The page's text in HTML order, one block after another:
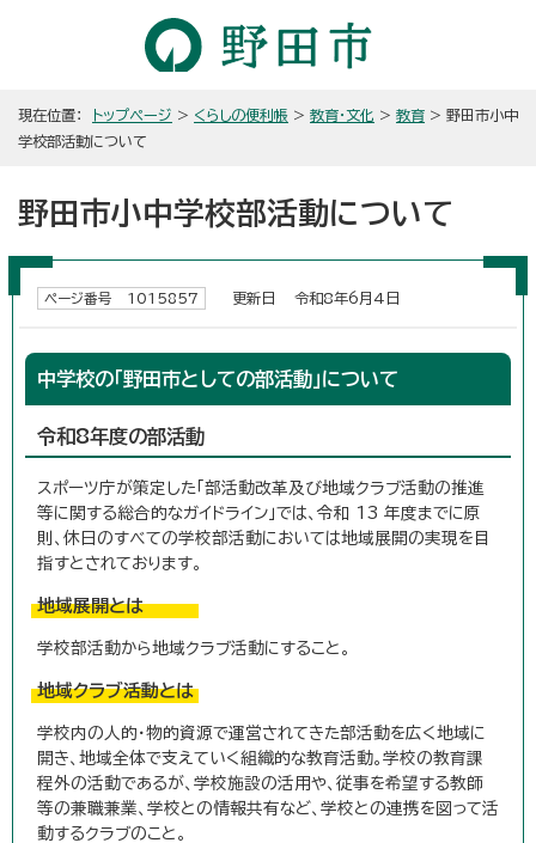
現在位置： トップページ > くらしの便利帳 > 教育・文化 > 教育 > 野田市小中
学校部活動について
野田市小中学校部活動について
ページ番号 1015857 更新日 令和8年6月4日
中学校の「野田市としての部活動」について
令和8年度の部活動
スポーツ庁が策定した「部活動改革及び地域クラブ活動の推進
等に関する総合的なガイドライン」では、令和 13 年度までに原
則、休日のすべての学校部活動においては地域展開の実現を目
指すとされております。
地域展開とは
学校部活動から地域クラブ活動にすること。
地域クラブ活動とは
学校内の人的・物的資源で運営されてきた部活動を広く地域に
開き、地域全体で支えていく組織的な教育活動。学校の教育課
程外の活動であるが、学校施設の活用や、従事を希望する教師
等の兼職兼業、学校との情報共有など、学校との連携を図って活
動するクラブのこと。